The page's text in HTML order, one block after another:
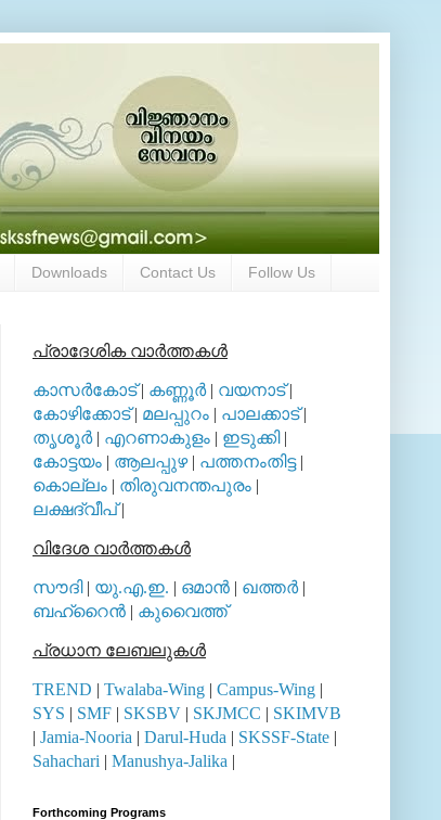
Downloads Contact Us Follow Us
പ്രാദേശിക വാര്‍ത്തകള്‍
കാസര്‍കോട്| കണ്ണൂര്‍| വയനാട്|
കോഴിക്കോട്| മലപ്പുറം | പാലക്കാട്|
തൃശൂര്‍| എറണാകുളം | ഇടുക്കി|
കോട്ടയം | ആലപ്പുഴ| പത്തനംതിട്ട|
കൊല്ലം | തിരുവനന്തപുരം |
ലക്ഷദ്വീപ്|
വിദേശ വാര്‍ത്തകള്‍
സൗദി| യു.എ.ഇ. | ഒമാന്‍ | ഖത്തര്‍|
ബഹ്റൈന്‍ | കുവൈത്ത്
പ്രധാന ലേബലുകള്‍
TREND | Twalaba-Wing | Campus-Wing |
SYS | SMF | SKSBV | SKJMCC | SKIMVB
| Jamia-Nooria | Darul-Huda | SKSSF-State |
Sahachari | Manushya-Jalika |
Forthcoming Programs